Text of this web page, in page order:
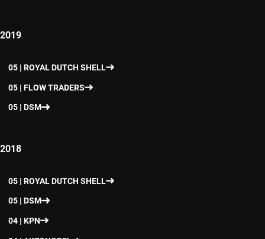
2019
05 | ROYAL DUTCH SHELL
05 | FLOW TRADERS
05 | DSM
2018
05 | ROYAL DUTCH SHELL
05 | DSM
04 | KPN